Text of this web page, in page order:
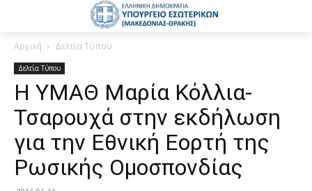
Αρχική Δελτία Τύπου
Δελτία Τύπου
Η ΥΜΑΘ Μαρία Κόλλια-
Τσαρουχά στην εκδήλωση
για την Εθνική Εορτή της
Ρωσικής Ομοσπονδίας